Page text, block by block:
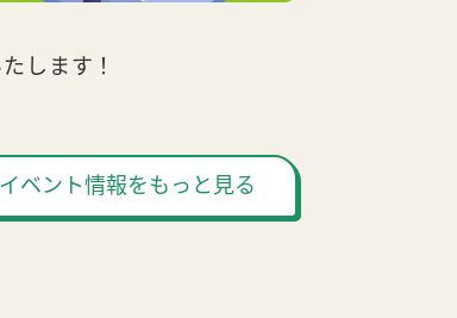
します！
イベント情報をもっと見る